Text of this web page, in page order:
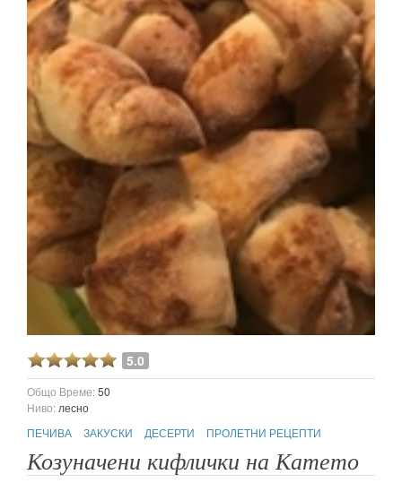
5.0
Общо Време:50
Ниво: лесно
ПЕЧИВА
ЗАКУСКИ ДЕСЕРТИ ПРОЛЕТНИ РЕЦЕПТИ
Козуначени кифлички на Катето